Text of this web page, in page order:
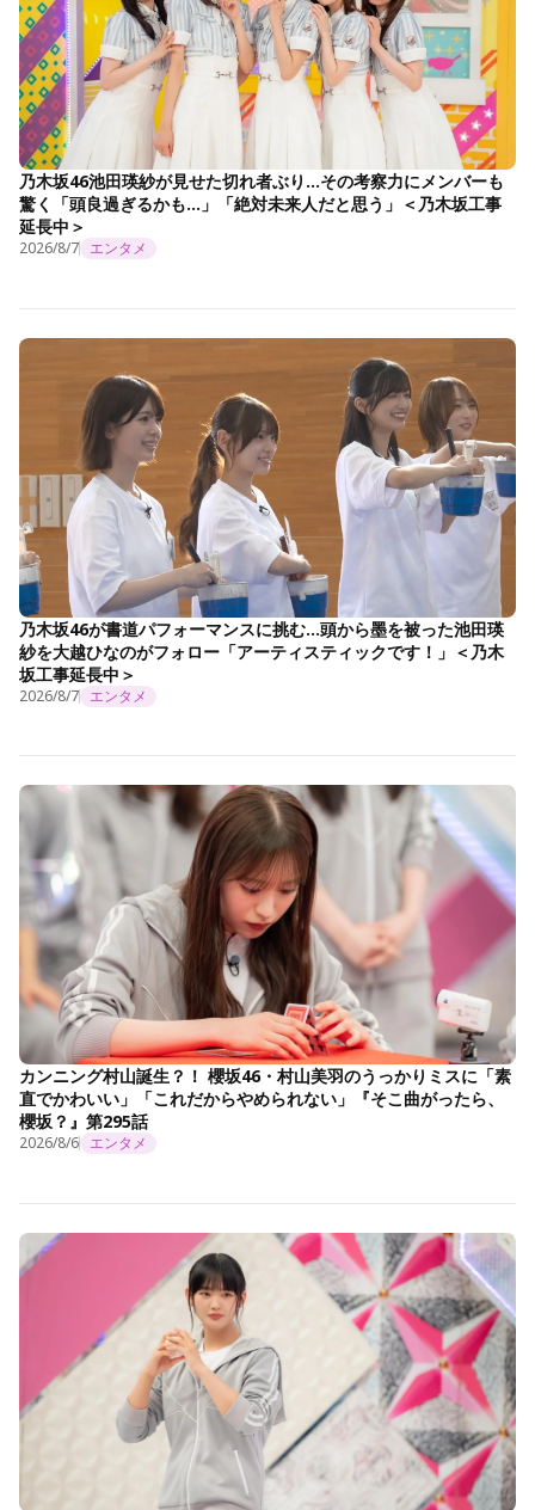
乃木坂46池田瑛紗が見せた切れ者ぶり…その考察力にメンバーも
驚く「頭良過ぎるかも…」「絶対未来人だと思う」＜乃木坂工事
延長中＞
2026/8/7 エンタメ
乃木坂46が書道パフォーマンスに挑む…頭から墨を被った池田瑛
紗を大越ひなのがフォロー「アーティスティックです！」＜乃木
坂工事延長中＞
2026/8/7 エンタメ
カンニング村山誕生？！ 櫻坂46・村山美羽のうっかりミスに「素
直でかわいい」「これだからやめられない」『そこ曲がったら、
櫻坂？』第295話
2026/8/6 エンタメ